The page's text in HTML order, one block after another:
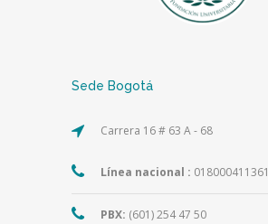
Sede Bogotá
Carrera 16 # 63 A - 68
Línea nacional : 018000411361
PBX: (601) 254 47 50